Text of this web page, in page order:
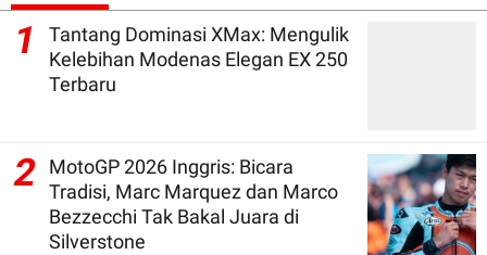
1
Tantang Dominasi XMax: Mengulik
Kelebihan Modenas Elegan EX 250
Terbaru
2
MotoGP 2026 Inggris: Bicara
Tradisi, Marc Marquez dan Marco
Bezzecchi Tak Bakal Juara di
Silverstone